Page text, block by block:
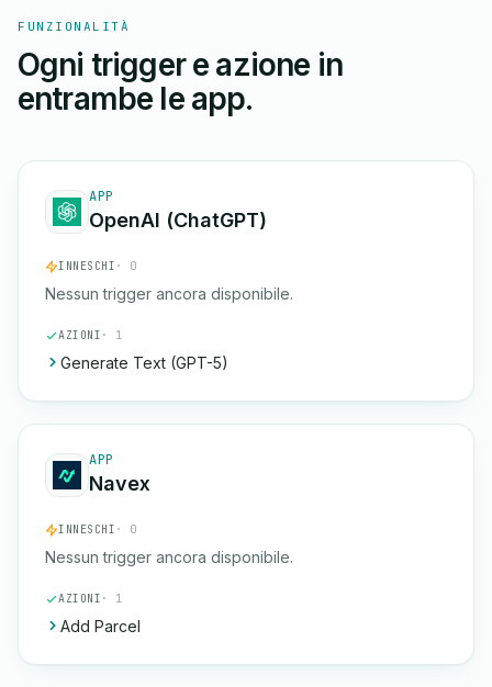
FUNZIONALITÀ
Ogni trigger e azione in
entrambe le app.
APP
OpenAI (ChatGPT)
INNESCHI · 0
Nessun trigger ancora disponibile.
AZIONI · 1
Generate Text (GPT-5)
APP
Navex
INNESCHI · 0
Nessun trigger ancora disponibile.
AZIONI · 1
Add Parcel